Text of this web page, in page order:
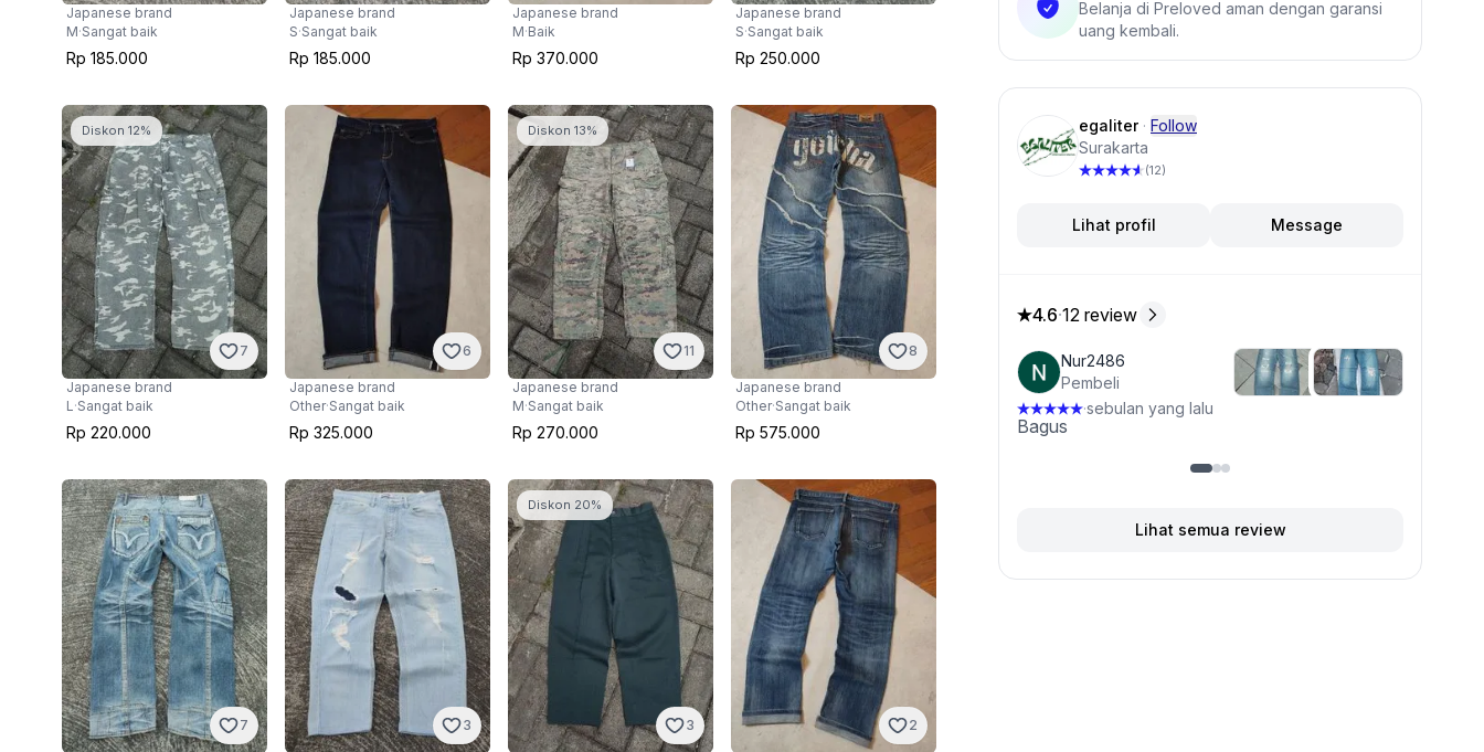
Japanese brand
M·Sangat baik
Rp 185.000
Japanese brand
S·Sangat baik
Rp 185.000
Japanese brand
M·Baik
Rp 370.000
Japanese brand
S·Sangat baik
Rp 250.000
Diskon 12%
7
Japanese brand
L·Sangat baik
Rp 220.000
6
Japanese brand
Other·Sangat baik
Rp 325.000
Diskon 13%
11
Japanese brand
M·Sangat baik
Rp 270.000
8
Japanese brand
Other·Sangat baik
Rp 575.000
7 3
Diskon 20%
3 2
#fadingjeans #jeansfading
#secondbranded #secondbrand #secondhand
Belanja di Preloved aman dengan garansi
uang kembali.
egaliter · Follow
Surakarta
(12)
Lihat profil Message
4.6 dari 5 bintang, dari 12 ulasan
4.6·12 review
Nur2486
Pembeli
·sebulan yang lalu
Bagus
Lihat semua review